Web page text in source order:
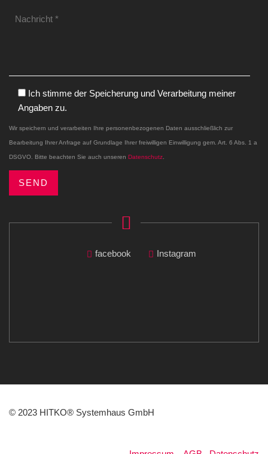
Ich stimme der Speicherung und Verarbeitung meiner
Angaben zu.
Wir speichern und verarbeiten Ihre personenbezogenen Daten ausschließlich zur
Bearbeitung Ihrer Anfrage auf Grundlage Ihrer freiwilligen Einwilligung gem. Art. 6 Abs. 1 a
DSGVO. Bitte beachten Sie auch unseren Datenschutz.
facebook Instagram
© 2023 HITKO® Systemhaus GmbH